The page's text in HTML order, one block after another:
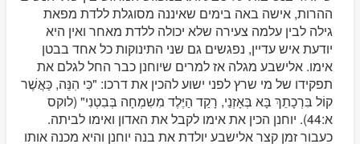
ההרות, אישה באה בימים שאיננה מסוגלת ללדת מפאת
גילה לבין עלמה צעירה שלא יכולה ללדת מאחר ואין היא
יודעת איש עדיין, נפגשים גם שני התינוקות כל אחד בבטן
אימו. אלישבע מגלה אז למרים שיוחנן כבר החל לגלם את
תפקידו של מי שרץ לפני ישוע להכין את דרכו: "כִּי הִנֵּה, כַּאֲשֶׁר
קוֹל בִּרְכָתֵךְ בָּא בְּאָזְנַי, רָקַד הַיֶּלֶד מִשִמְחָה בְּבִטְנִי" (לוקס
א:44). יוחנן הכין את אימו לקבל את האדון ואימו לביתה.
כעבור זמן קצר אלישבע יולדת את בנה יוחנן והיא מכנה אותו